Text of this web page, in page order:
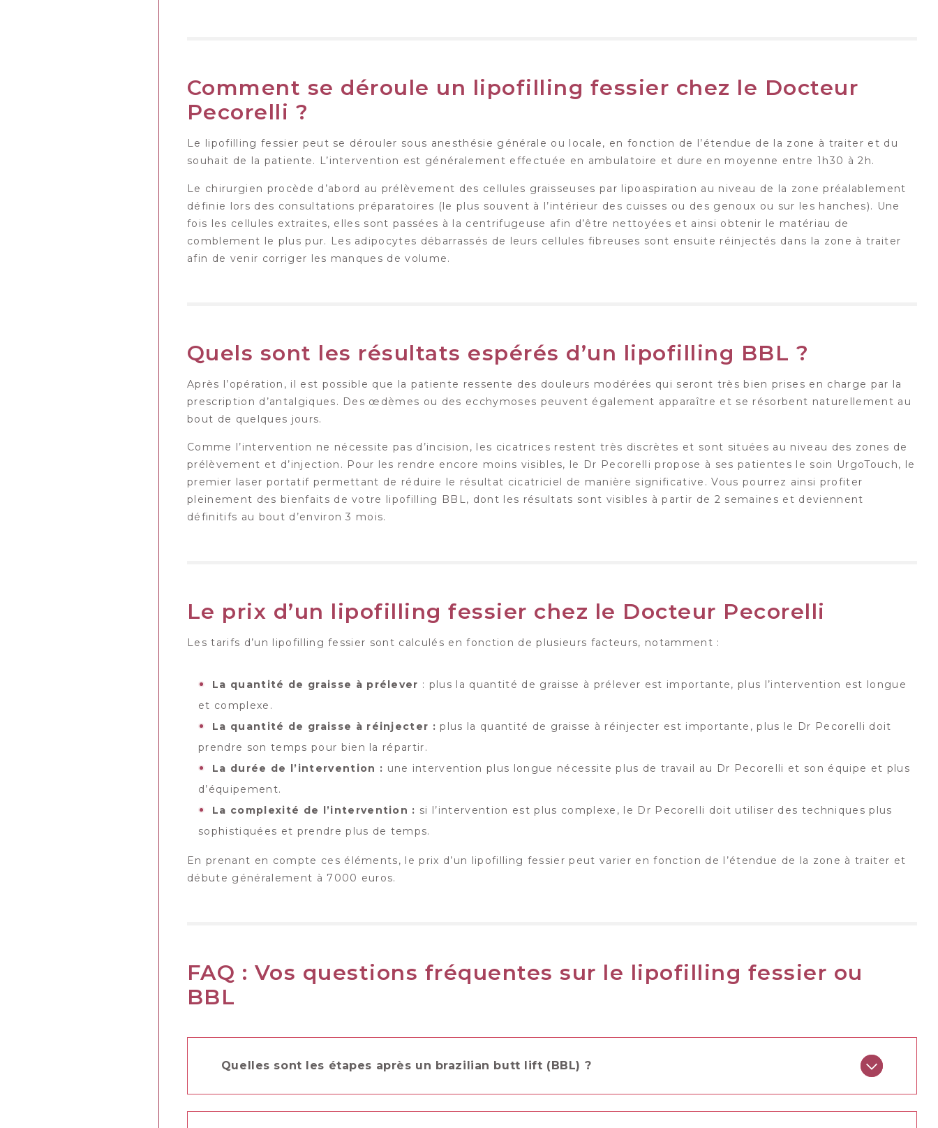
Comment se déroule un lipofilling fessier chez le Docteur
Pecorelli ?
Le lipofilling fessier peut se dérouler sous anesthésie générale ou locale, en fonction de l’étendue de la zone à traiter et du
souhait de la patiente. L’intervention est généralement effectuée en ambulatoire et dure en moyenne entre 1h30 à 2h.
Le chirurgien procède d’abord au prélèvement des cellules graisseuses par lipoaspiration au niveau de la zone préalablement
définie lors des consultations préparatoires (le plus souvent à l’intérieur des cuisses ou des genoux ou sur les hanches). Une
fois les cellules extraites, elles sont passées à la centrifugeuse afin d’être nettoyées et ainsi obtenir le matériau de
comblement le plus pur. Les adipocytes débarrassés de leurs cellules fibreuses sont ensuite réinjectés dans la zone à traiter
afin de venir corriger les manques de volume.
Quels sont les résultats espérés d’un lipofilling BBL ?
Après l’opération, il est possible que la patiente ressente des douleurs modérées qui seront très bien prises en charge par la
prescription d’antalgiques. Des œdèmes ou des ecchymoses peuvent également apparaître et se résorbent naturellement au
bout de quelques jours.
Comme l’intervention ne nécessite pas d’incision, les cicatrices restent très discrètes et sont situées au niveau des zones de
prélèvement et d’injection. Pour les rendre encore moins visibles, le Dr Pecorelli propose à ses patientes le soin UrgoTouch, le
premier laser portatif permettant de réduire le résultat cicatriciel de manière significative. Vous pourrez ainsi profiter
pleinement des bienfaits de votre lipofilling BBL, dont les résultats sont visibles à partir de 2 semaines et deviennent
définitifs au bout d’environ 3 mois.
Le prix d’un lipofilling fessier chez le Docteur Pecorelli
Les tarifs d’un lipofilling fessier sont calculés en fonction de plusieurs facteurs, notamment :
La quantité de graisse à prélever : plus la quantité de graisse à prélever est importante, plus l’intervention est longue
et complexe.
La quantité de graisse à réinjecter : plus la quantité de graisse à réinjecter est importante, plus le Dr Pecorelli doit
prendre son temps pour bien la répartir.
La durée de l’intervention : une intervention plus longue nécessite plus de travail au Dr Pecorelli et son équipe et plus
d’équipement.
La complexité de l’intervention : si l’intervention est plus complexe, le Dr Pecorelli doit utiliser des techniques plus
sophistiquées et prendre plus de temps.
En prenant en compte ces éléments, le prix d’un lipofilling fessier peut varier en fonction de l’étendue de la zone à traiter et
débute généralement à 7000 euros.
FAQ : Vos questions fréquentes sur le lipofilling fessier ou
BBL
Quelles sont les étapes après un brazilian butt lift (BBL) ?
Après un lipofilling fessier, il faudra réaliser des soins post opératoires qui comprennent la prise d’antalgiques et un
repos strict le temps indiqué par le Dr Pecorelli. Une rééducation pourra débuter au bout de quelques semaines. Il